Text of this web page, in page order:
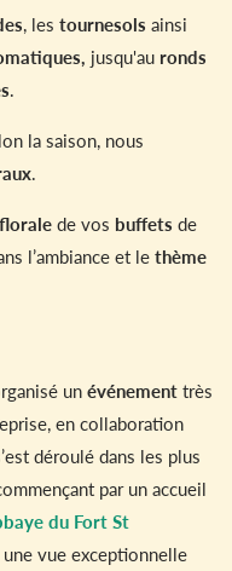
, lestournesols ainsi
jusqu'au ronds
.
la saison, nous
.
floralede vos buffets de
l’ambiance et lethème
unévénementtrès
en collaboration
déroulé dans les plus
par un accueil
du Fort St
une vue exceptionnelle